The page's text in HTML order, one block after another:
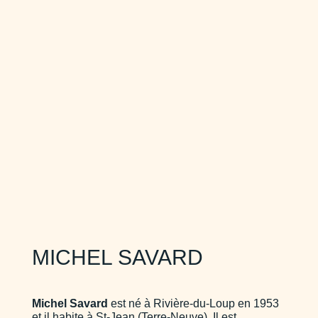
MICHEL SAVARD
Michel Savard est né à Rivière-du-Loup en 1953